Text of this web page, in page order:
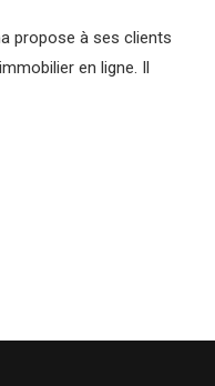
propose à ses clients
en ligne. Il